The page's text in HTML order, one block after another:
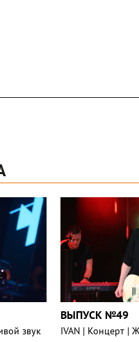
звук
ВЫПУСК №49
IVAN | Концерт |